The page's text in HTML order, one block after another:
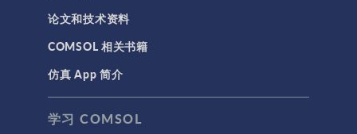
论文和技术资料
COMSOL 相关书籍
仿真 App 简介
学习 COMSOL